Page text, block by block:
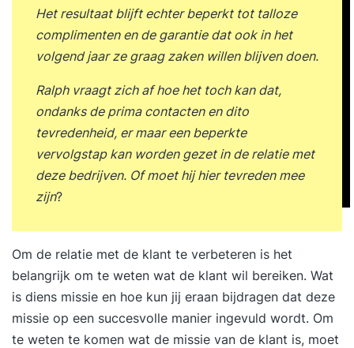
Het resultaat blijft echter beperkt tot talloze
complimenten en de garantie dat ook in het
volgend jaar ze graag zaken willen blijven doen.
Ralph vraagt zich af hoe het toch kan dat,
ondanks de prima contacten en dito
tevredenheid, er maar een beperkte
vervolgstap kan worden gezet in de relatie met
deze bedrijven. Of moet hij hier tevreden mee
zijn?
Om de relatie met de klant te verbeteren is het
belangrijk om te weten wat de klant wil bereiken. Wat
is diens missie en hoe kun jij eraan bijdragen dat deze
missie op een succesvolle manier ingevuld wordt. Om
te weten te komen wat de missie van de klant is, moet